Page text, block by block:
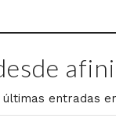
entradas